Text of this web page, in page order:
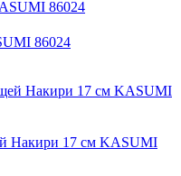
86024
Накири 17 см KASUMI